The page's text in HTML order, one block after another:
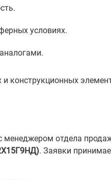
условиях.
конструкционных
отдела
. Заявки